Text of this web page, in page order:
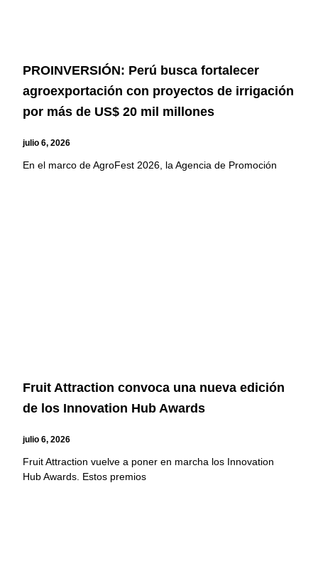
PROINVERSIÓN: Perú busca fortalecer
agroexportación con proyectos de irrigación
por más de US$ 20 mil millones
julio 6, 2026
En el marco de AgroFest 2026, la Agencia de Promoción
Fruit Attraction convoca una nueva edición
de los Innovation Hub Awards
julio 6, 2026
Fruit Attraction vuelve a poner en marcha los Innovation
Hub Awards. Estos premios